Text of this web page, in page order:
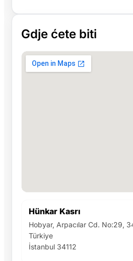
Gdje ćete biti
Hünkar Kasrı
Hobyar, Arpacılar Cd. No:29,
Türkiye
İstanbul 34112